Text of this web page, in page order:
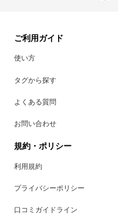
ご利用ガイド
使い方
タグから探す
よくある質問
お問い合わせ
規約・ポリシー
利用規約
プライバシーポリシー
口コミガイドライン